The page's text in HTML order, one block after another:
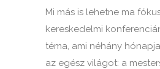
Mi más is lehetne ma
kereskedelmi
téma, ami néhány
az egész világot: a